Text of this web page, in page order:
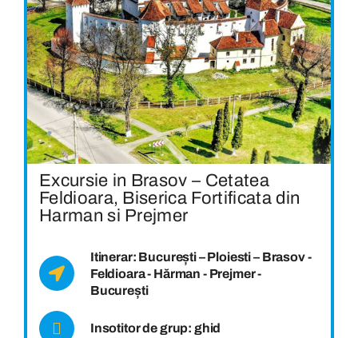
Excursie in Brasov – Cetatea
Feldioara, Biserica Fortificata din
Harman si Prejmer
Itinerar: București – Ploiesti – Brasov -
Feldioara - Hărman - Prejmer -
București
Insotitor de grup: ghid